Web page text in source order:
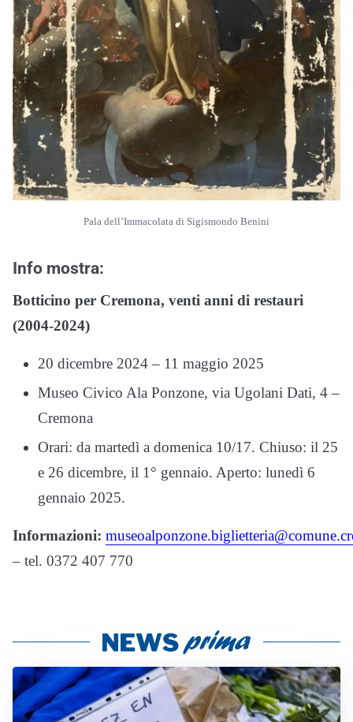
Pala dell’Immacolata di Sigismondo Benini
Info mostra:
Botticino per Cremona, venti anni di restauri
(2004-2024)
20 dicembre 2024 – 11 maggio 2025
Museo Civico Ala Ponzone, via Ugolani Dati, 4 –
Cremona
Orari: da martedì a domenica 10/17. Chiuso: il 25
e 26 dicembre, il 1° gennaio. Aperto: lunedì 6
gennaio 2025.
Informazioni:
– tel. 0372 407 770